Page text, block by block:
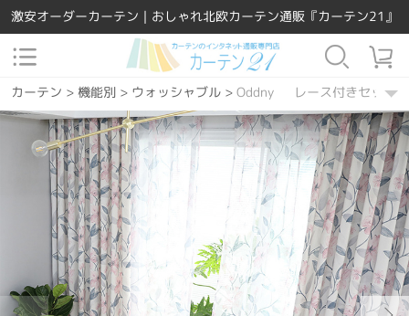
激安オーダーカーテン｜おしゃれ北欧カーテン通販『カーテン21』
カーテン > 機能別> ウォッシャブル> Oddny レース付きセット
カーテン>場所で選ぶ>リビング>Oddny レース付きセット
カーテン>場所で選ぶ>寝室>Oddny レース付きセット
カーテン>場所で選ぶ >ダイニング・キッチン >Oddny レース付
カーテン>デザインテイスト 洋風 > Oddny レース付きセット
カーテン> 素材>ポリエステル
Oddny レース付きセット
カーテン >機能別>遮熱保温 >
Oddny レース付きセット
カーテン>カーテンの種類> レース付きセット > Oddny レース付
カーテン>デザインテイスト >キュート> Oddny レース付きセ
カーテン>デザインテイスト>北欧風 > Oddny レース付きセット